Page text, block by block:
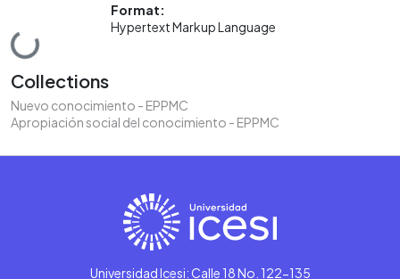
Loading...
Format:
Hypertext Markup Language
Collections
Nuevo conocimiento - EPPMC
Apropiación social del conocimiento - EPPMC
Universidad Icesi: Calle 18 No. 122-135